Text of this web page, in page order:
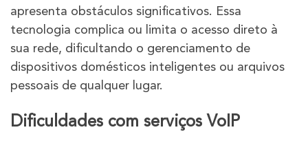
apresenta obstáculos significativos. Essa
tecnologia complica ou limita o acesso direto à
sua rede, dificultando o gerenciamento de
dispositivos domésticos inteligentes ou arquivos
pessoais de qualquer lugar.
Dificuldades com serviços VoIP